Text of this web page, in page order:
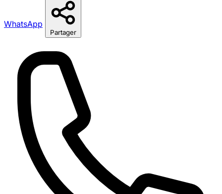
WhatsApp
Partager